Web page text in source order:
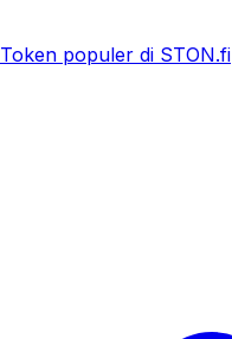
Token populer di STON.fi